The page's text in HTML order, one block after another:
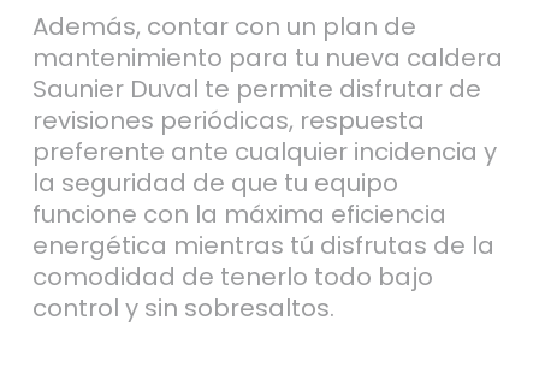
Además, contar con un plan de
mantenimiento para tu nueva caldera
Saunier Duval te permite disfrutar de
revisiones periódicas, respuesta
preferente ante cualquier incidencia y
la seguridad de que tu equipo
funcione con la máxima eficiencia
energética mientras tú disfrutas de la
comodidad de tenerlo todo bajo
control y sin sobresaltos.